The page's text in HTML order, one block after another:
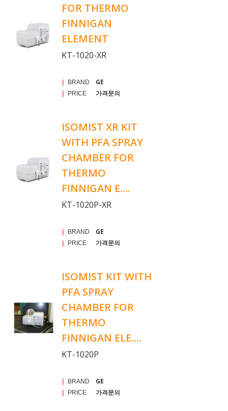
FOR THERMO
FINNIGAN
ELEMENT
KT-1020-XR
| BRAND GE
| PRICE 가격문의
ISOMIST XR KIT
WITH PFA SPRAY
CHAMBER FOR
THERMO
FINNIGAN E....
KT-1020P-XR
| BRAND GE
| PRICE 가격문의
ISOMIST KIT WITH
PFA SPRAY
CHAMBER FOR
THERMO
FINNIGAN ELE....
KT-1020P
| BRAND GE
| PRICE 가격문의